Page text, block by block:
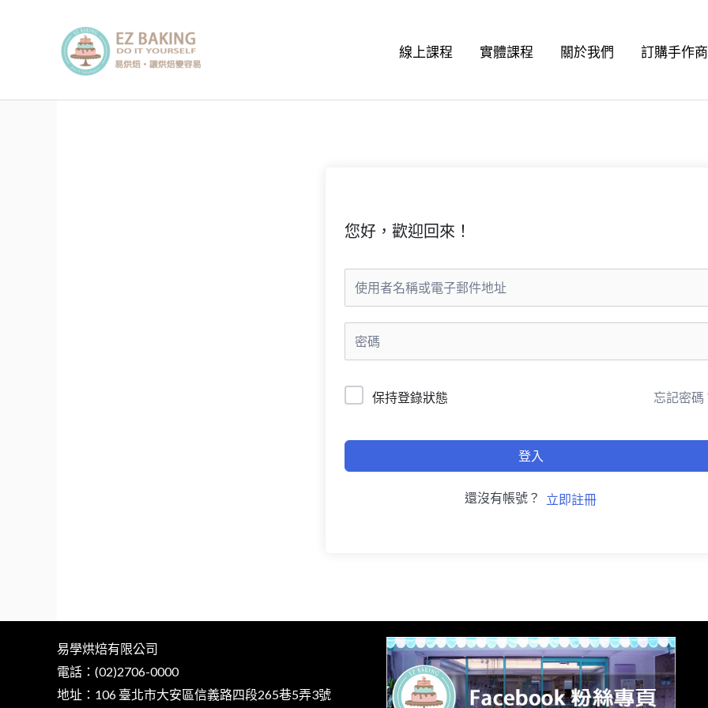
內
線上課程 實體課程 關於我們 訂購手作
您好，歡迎回來！
保持登錄狀態 忘記密碼
登入
還沒有帳號？ 立即註冊
易學烘焙有限公司
電話：(02)2706-0000
地址：106 臺北市大安區信義路四段265巷5弄3號